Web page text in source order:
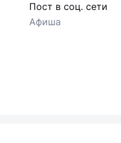
Пост в соц. сети
Афиша